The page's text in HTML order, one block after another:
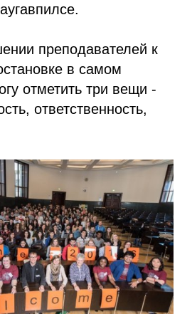
преподавателей к
в самом
отметить три вещи -
ответственность,